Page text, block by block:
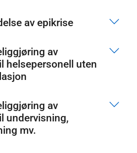
av epikrise
av
helsepersonell uten
av
undervisning,
mv.